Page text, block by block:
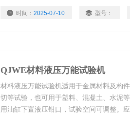
应力的情况下结果力值、位移、变形、计
时间： 2025-07-10 型号：
QJWE材料液压万能试验机
材料液压万能试验机适用于金属材料及构
切等试验，也可用于塑料、混凝土、水泥
用油缸下置液压钳口，试验空间可调整。